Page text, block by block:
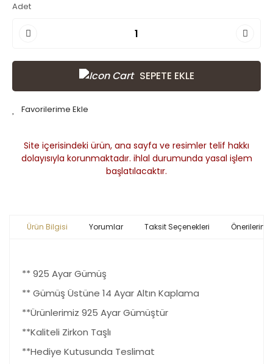
Adet
SEPETE EKLE
Site içerisindeki ürün, ana sayfa ve resimler telif hakkı
dolayısıyla korunmaktadır. ihlal durumunda yasal işlem
başlatılacaktır.
Ürün Bilgisi Yorumlar Taksit Seçenekleri Önerileriniz
** 925 Ayar Gümüş
** Gümüş Üstüne 14 Ayar Altın Kaplama
**Ürünlerimiz 925 Ayar Gümüştür
**Kaliteli Zirkon Taşlı
**Hediye Kutusunda Teslimat